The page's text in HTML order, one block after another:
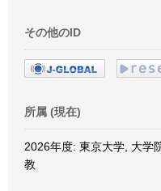
その他のID
所属 (現在)
2026年度: 東京大学, 大学
教